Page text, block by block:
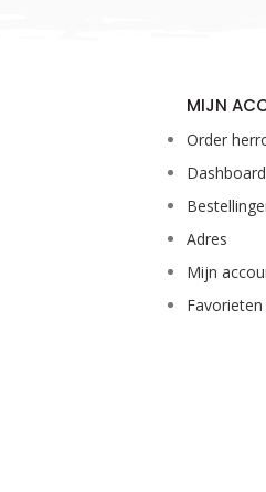
MIJN
Order
Dashboard
Adres
Mijn
Favorieten